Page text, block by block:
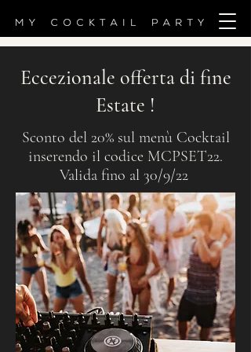
Eccezionale offerta di fine
Estate !
Sconto del 20% sul menù Cocktail
inserendo il codice MCPSET22.
Valida fino al 30/9/22